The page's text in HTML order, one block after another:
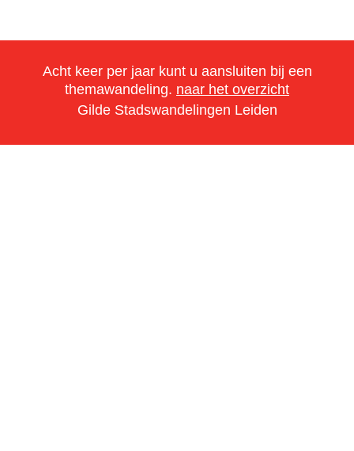
Acht keer per jaar kunt u aansluiten bij een
themawandeling. naar het overzicht
Gilde Stadswandelingen Leiden